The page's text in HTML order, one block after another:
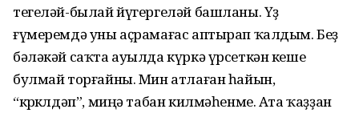
тегеләй-былай йүгергеләй башланы. Үҙ
ғүмеремдә уны аҫ­ра­мағас аптырап ҡалдым. Беҙ
бә­ләкәй саҡта ауылда күркә үр­сеткән кеше
булмай торғайны. Мин атлаған һа­йын,
“көркөлдәп”, миңә табан кил­мәһенме. Ата ҡаҙҙан